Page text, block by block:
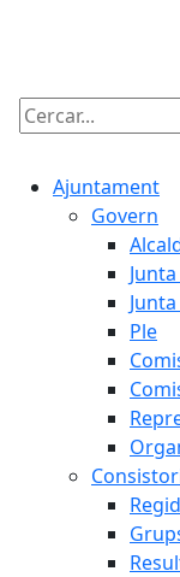
Cercar:
Ajuntament
Govern
Ple